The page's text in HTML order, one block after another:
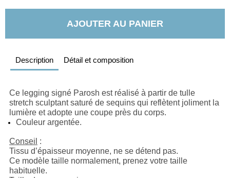
AJOUTER AU PANIER
Description Détail et composition
Ce legging signé Parosh est réalisé à partir de tulle
stretch sculptant saturé de sequins qui reflètent joliment la
lumière et adopte une coupe près du corps.
Couleur argentée.
Conseil :
Tissu d’épaisseur moyenne, ne se détend pas.
Ce modèle taille normalement, prenez votre taille
habituelle.